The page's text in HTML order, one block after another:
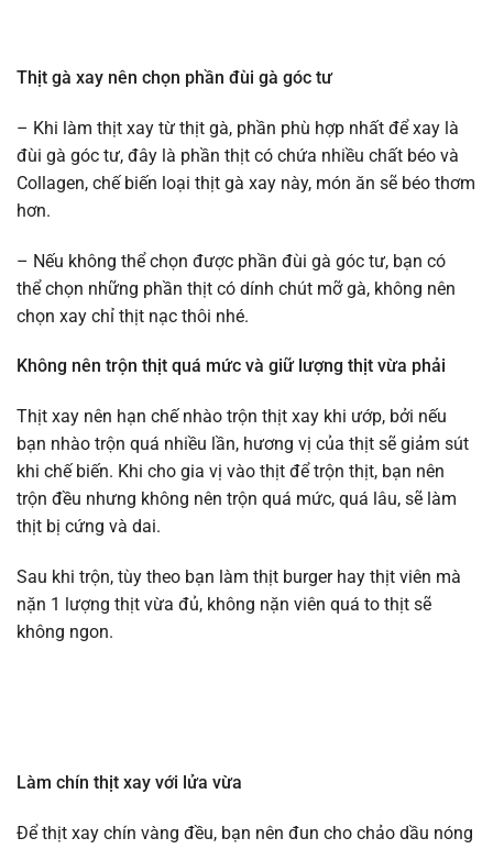
Thịt gà xay nên chọn phần đùi gà góc tư
– Khi làm thịt xay từ thịt gà, phần phù hợp nhất để xay là
đùi gà góc tư, đây là phần thịt có chứa nhiều chất béo và
Collagen, chế biến loại thịt gà xay này, món ăn sẽ béo thơm
hơn.
– Nếu không thể chọn được phần đùi gà góc tư, bạn có
thể chọn những phần thịt có dính chút mỡ gà, không nên
chọn xay chỉ thịt nạc thôi nhé.
Không nên trộn thịt quá mức và giữ lượng thịt vừa phải
Thịt xay nên hạn chế nhào trộn thịt xay khi ướp, bởi nếu
bạn nhào trộn quá nhiều lần, hương vị của thịt sẽ giảm sút
khi chế biến. Khi cho gia vị vào thịt để trộn thịt, bạn nên
trộn đều nhưng không nên trộn quá mức, quá lâu, sẽ làm
thịt bị cứng và dai.
Sau khi trộn, tùy theo bạn làm thịt burger hay thịt viên mà
nặn 1 lượng thịt vừa đủ, không nặn viên quá to thịt sẽ
không ngon.
Làm chín thịt xay với lửa vừa
Để thịt xay chín vàng đều, bạn nên đun cho chảo dầu nóng